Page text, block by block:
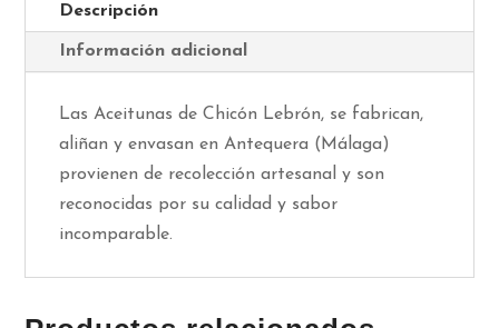
Descripción
Información adicional
Las Aceitunas de Chicón Lebrón, se fabrican,
aliñan y envasan en Antequera (Málaga)
provienen de recolección artesanal y son
reconocidas por su calidad y sabor
incomparable.